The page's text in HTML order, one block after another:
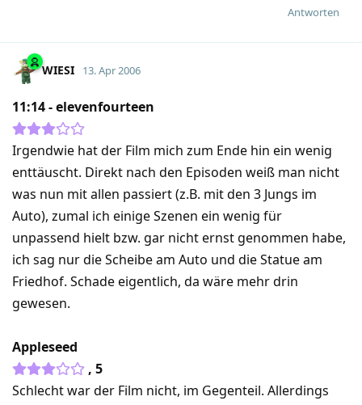
Antworten
WIESI 13. Apr 2006
11:14 - elevenfourteen
Irgendwie hat der Film mich zum Ende hin ein wenig
enttäuscht. Direkt nach den Episoden weiß man nicht
was nun mit allen passiert (z.B. mit den 3 Jungs im
Auto), zumal ich einige Szenen ein wenig für
unpassend hielt bzw. gar nicht ernst genommen habe,
ich sag nur die Scheibe am Auto und die Statue am
Friedhof. Schade eigentlich, da wäre mehr drin
gewesen.
Appleseed
, 5
Schlecht war der Film nicht, im Gegenteil. Allerdings